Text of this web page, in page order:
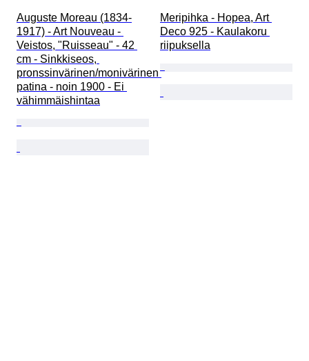
Auguste Moreau (1834-
1917) - Art Nouveau -
Veistos, "Ruisseau" - 42
cm - Sinkkiseos,
pronssinvärinen/monivärinen
patina - noin 1900 - Ei
vähimmäishintaa
Meripihka - Hopea, Art
Deco 925 - Kaulakoru
riipuksella